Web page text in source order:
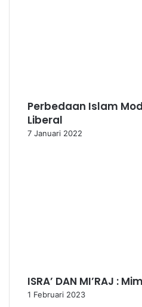
Perbedaan Islam
Liberal
7 Januari 2022
ISRA’ DAN MI’RAJ :
1 Februari 2023